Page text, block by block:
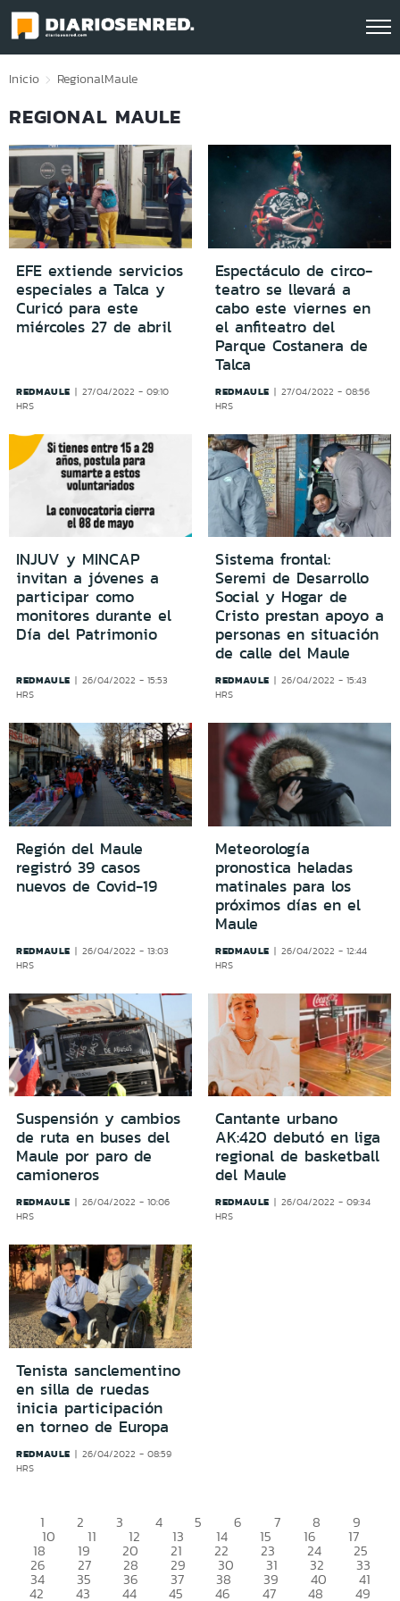
Click acá para ir directamente al contenido
Inicio RegionalMaule
REGIONAL MAULE
EFE extiende servicios
especiales a Talca y
Curicó para este
miércoles 27 de abril
REDMAULE
27/04/2022 - 09:10
HRS
Espectáculo de circo-
teatro se llevará a
cabo este viernes en
el anfiteatro del
Parque Costanera de
Talca
REDMAULE
27/04/2022 - 08:56
HRS
INJUV y MINCAP
invitan a jóvenes a
participar como
monitores durante el
Día del Patrimonio
REDMAULE
26/04/2022 - 15:53
HRS
Sistema frontal:
Seremi de Desarrollo
Social y Hogar de
Cristo prestan apoyo a
personas en situación
de calle del Maule
REDMAULE
26/04/2022 - 15:43
HRS
Región del Maule
registró 39 casos
nuevos de Covid-19
REDMAULE
26/04/2022 - 13:03
HRS
Meteorología
pronostica heladas
matinales para los
próximos días en el
Maule
REDMAULE
26/04/2022 - 12:44
HRS
Suspensión y cambios
de ruta en buses del
Maule por paro de
camioneros
REDMAULE
26/04/2022 - 10:06
HRS
Cantante urbano
AK:420 debutó en liga
regional de basketball
del Maule
REDMAULE
26/04/2022 - 09:34
HRS
Tenista sanclementino
en silla de ruedas
inicia participación
en torneo de Europa
REDMAULE
26/04/2022 - 08:59
HRS
1 2 3 4 5 6 7 8 9
10 11 12 13 14 15 16 17
18 19 20 21 22 23 24 25
26 27 28 29 30 31 32 33
34 35 36 37 38 39 40 41
42 43 44 45 46 47 48 49